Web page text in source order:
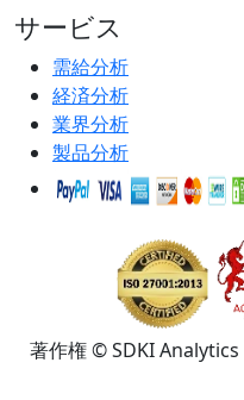
サービス
需給分析
経済分析
業界分析
製品分析
著作権 © SDKI